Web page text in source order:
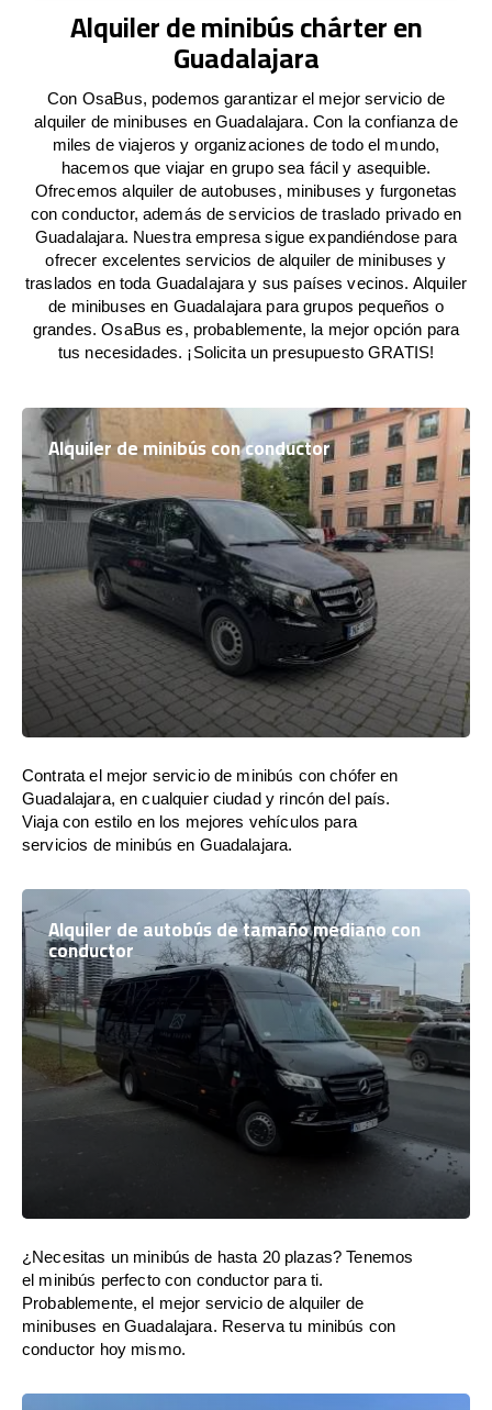
Alquiler de minibús chárter en
Guadalajara
Con OsaBus, podemos garantizar el mejor servicio de
alquiler de minibuses en Guadalajara. Con la confianza de
miles de viajeros y organizaciones de todo el mundo,
hacemos que viajar en grupo sea fácil y asequible.
Ofrecemos alquiler de autobuses, minibuses y furgonetas
con conductor, además de servicios de traslado privado en
Guadalajara. Nuestra empresa sigue expandiéndose para
ofrecer excelentes servicios de alquiler de minibuses y
traslados en toda Guadalajara y sus países vecinos. Alquiler
de minibuses en Guadalajara para grupos pequeños o
grandes. OsaBus es, probablemente, la mejor opción para
tus necesidades. ¡Solicita un presupuesto GRATIS!
Alquiler de minibús con conductor
Contrata el mejor servicio de minibús con chófer en
Guadalajara, en cualquier ciudad y rincón del país.
Viaja con estilo en los mejores vehículos para
servicios de minibús en Guadalajara.
Alquiler de autobús de tamaño mediano con
conductor
¿Necesitas un minibús de hasta 20 plazas? Tenemos
el minibús perfecto con conductor para ti.
Probablemente, el mejor servicio de alquiler de
minibuses en Guadalajara. Reserva tu minibús con
conductor hoy mismo.